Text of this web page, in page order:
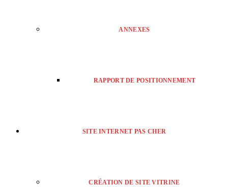
ANNEXES
RAPPORT DE POSITIONNEMENT
SITE INTERNET PAS CHER
CRÉATION DE SITE VITRINE